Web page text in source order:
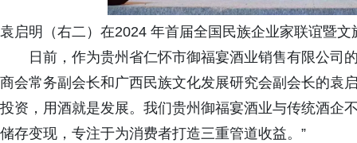
袁启明（右二）在2024 年首届全国民族企业家联谊暨
日前，作为贵州省仁怀市御福宴酒业销售有限公司
商会常务副会长和广西民族文化发展研究会副会长的袁
投资，用酒就是发展。我们贵州御福宴酒业与传统酒企
储存变现，专注于为消费者打造三重管道收益。”